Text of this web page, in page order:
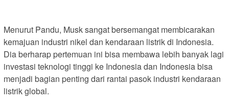
Menurut Pandu, Musk sangat bersemangat membicarakan
kemajuan industri nikel dan kendaraan listrik di Indonesia.
Dia berharap pertemuan ini bisa membawa lebih banyak lagi
investasi teknologi tinggi ke Indonesia dan Indonesia bisa
menjadi bagian penting dari rantai pasok industri kendaraan
listrik global.